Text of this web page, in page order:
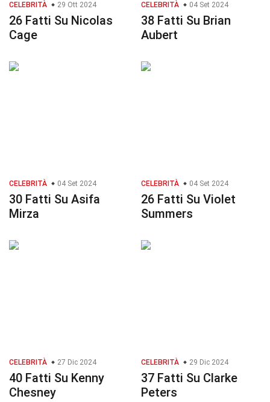
CELEBRITÀ 29 Ott 2024
26 Fatti Su Nicolas
Cage
CELEBRITÀ 04 Set 2024
38 Fatti Su Brian
Aubert
CELEBRITÀ 04 Set 2024
30 Fatti Su Asifa
Mirza
CELEBRITÀ 04 Set 2024
26 Fatti Su Violet
Summers
CELEBRITÀ 27 Dic 2024
40 Fatti Su Kenny
Chesney
CELEBRITÀ 29 Dic 2024
37 Fatti Su Clarke
Peters